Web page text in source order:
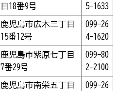
目18番9号
5-1633
鹿児島市広木三丁目
15番12号
099-26
4-1620
鹿児島市紫原七丁目
7番29号
099-80
2-2100
鹿児島市南栄五丁目
099-26